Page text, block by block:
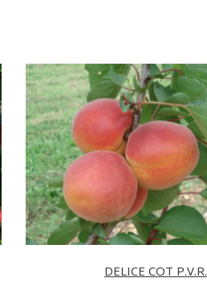
DELICE COT P.V.R.